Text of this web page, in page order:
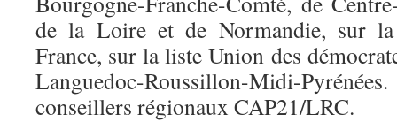
de la Loire et de Normandie, sur
France, sur la liste Union des
Languedoc-Roussillon-Midi-
conseillers régionaux CAP21/LRC.